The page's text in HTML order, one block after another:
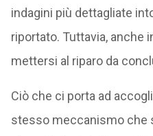
indagini più dettagliate
riportato. Tuttavia, anche
mettersi al riparo da
Ciò che ci porta ad
stesso meccanismo che